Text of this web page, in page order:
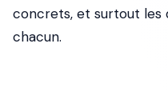
concrets, et surtout les
chacun.